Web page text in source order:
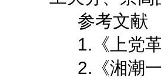
参考文献
1.《上党革
2.《湘潮一